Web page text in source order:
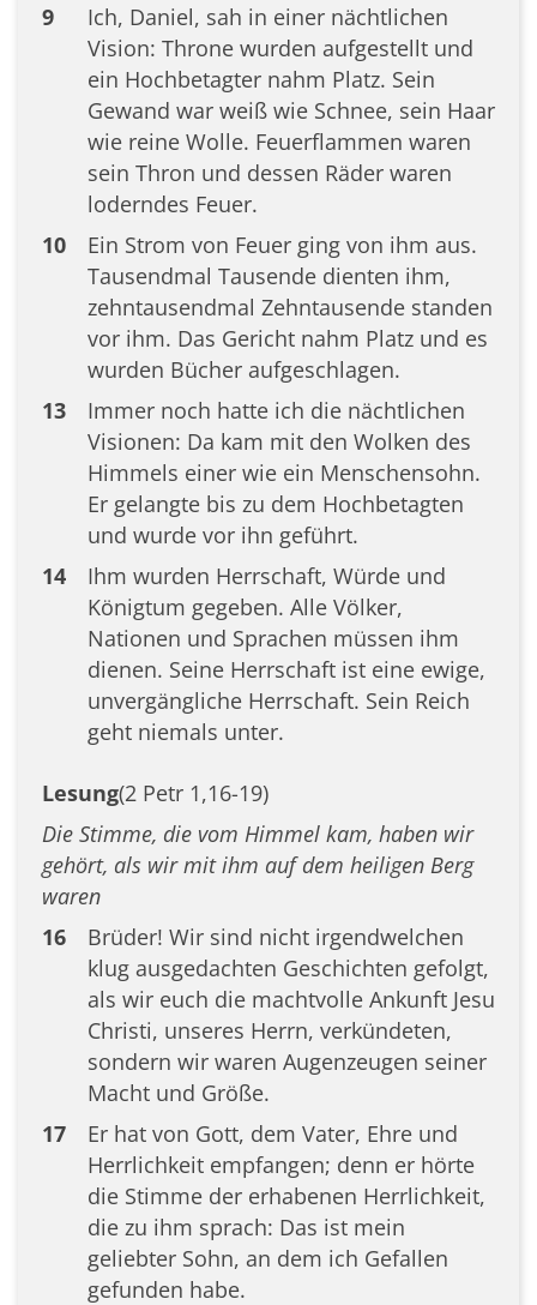
9
Ich, Daniel, sah in einer nächtlichen
Vision: Throne wurden aufgestellt und
ein Hochbetagter nahm Platz. Sein
Gewand war weiß wie Schnee, sein Haar
wie reine Wolle. Feuerflammen waren
sein Thron und dessen Räder waren
loderndes Feuer.
10
Ein Strom von Feuer ging von ihm aus.
Tausendmal Tausende dienten ihm,
zehntausendmal Zehntausende standen
vor ihm. Das Gericht nahm Platz und es
wurden Bücher aufgeschlagen.
13
Immer noch hatte ich die nächtlichen
Visionen: Da kam mit den Wolken des
Himmels einer wie ein Menschensohn.
Er gelangte bis zu dem Hochbetagten
und wurde vor ihn geführt.
14
Ihm wurden Herrschaft, Würde und
Königtum gegeben. Alle Völker,
Nationen und Sprachen müssen ihm
dienen. Seine Herrschaft ist eine ewige,
unvergängliche Herrschaft. Sein Reich
geht niemals unter.
Lesung(2 Petr 1,16-19)
Die Stimme, die vom Himmel kam, haben wir
gehört, als wir mit ihm auf dem heiligen Berg
waren
16
Brüder! Wir sind nicht irgendwelchen
klug ausgedachten Geschichten gefolgt,
als wir euch die machtvolle Ankunft Jesu
Christi, unseres Herrn, verkündeten,
sondern wir waren Augenzeugen seiner
Macht und Größe.
17
Er hat von Gott, dem Vater, Ehre und
Herrlichkeit empfangen; denn er hörte
die Stimme der erhabenen Herrlichkeit,
die zu ihm sprach: Das ist mein
geliebter Sohn, an dem ich Gefallen
gefunden habe.